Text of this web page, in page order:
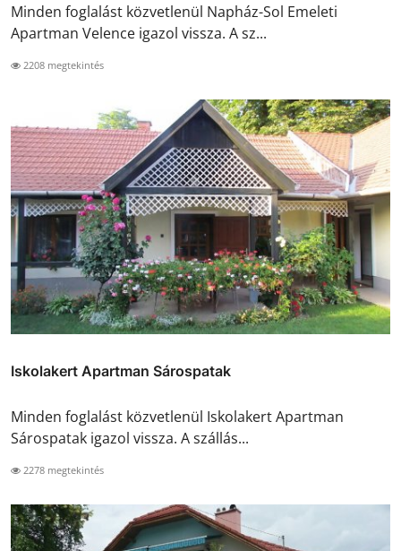
Minden foglalást közvetlenül Napház-Sol Emeleti
Apartman Velence igazol vissza. A sz...
2208 megtekintés
Iskolakert Apartman Sárospatak
Minden foglalást közvetlenül Iskolakert Apartman
Sárospatak igazol vissza. A szállás...
2278 megtekintés